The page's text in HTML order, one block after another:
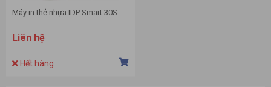
Máy in thẻ nhựa IDP Smart 30S
Liên hệ
Hết hàng